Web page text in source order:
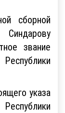
сборной
звание
указа